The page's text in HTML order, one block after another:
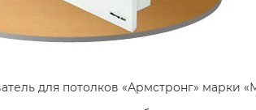
для потолков «Армстронг» марки